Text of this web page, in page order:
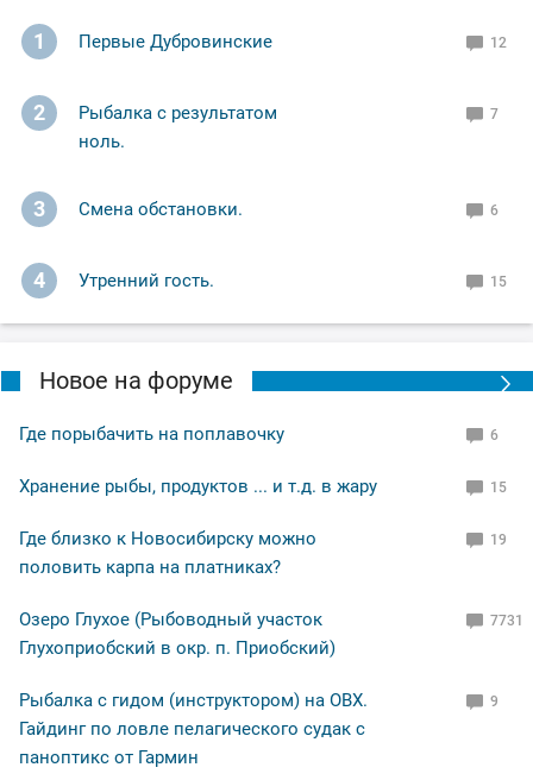
1 Первые Дубровинские 12
2
Рыбалка с результатом
ноль.
7
3 Смена обстановки. 6
4 Утренний гость. 15
Новое на форуме
Где порыбачить на поплавочку 6
Хранение рыбы, продуктов ... и т.д. в жару 15
Где близко к Новосибирску можно
половить карпа на платниках?
19
Озеро Глухое (Рыбоводный участок
Глухоприобский в окр. п. Приобский)
7731
Рыбалка с гидом (инструктором) на ОВХ.
Гайдинг по ловле пелагического судак с
паноптикс от Гармин
9